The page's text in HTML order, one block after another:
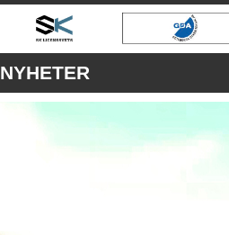
NYHETER